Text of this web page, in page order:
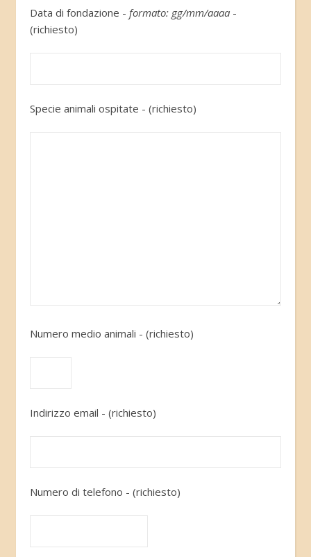
Data di fondazione - formato: gg/mm/aaaa -
(richiesto)
Specie animali ospitate - (richiesto)
Numero medio animali - (richiesto)
Indirizzo email - (richiesto)
Numero di telefono - (richiesto)